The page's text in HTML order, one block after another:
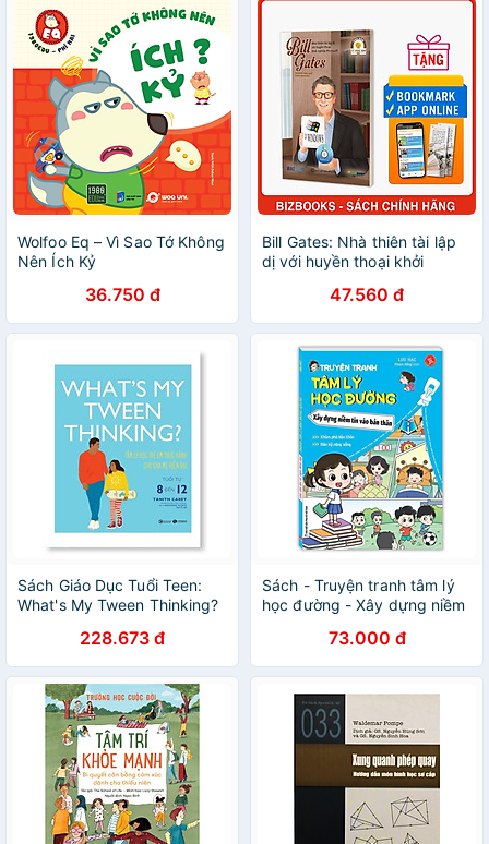
Wolfoo Eq – Vì Sao Tớ Không
Nên Ích Kỷ
36.750 đ
Bill Gates: Nhà thiên tài lập
dị với huyền thoại khởi
ươm mầm tỷ phú nhí
Bizbooks
47.560 đ
Sách Giáo Dục Tuổi Teen:
What's My Tween Thinking?
Hành Cho Cha Mẹ Hiện Đại -
Tuổi Từ 8 Đến 12
228.673 đ
Sách - Truyện tranh tâm lý
học đường - Xây dựng niềm
73.000 đ